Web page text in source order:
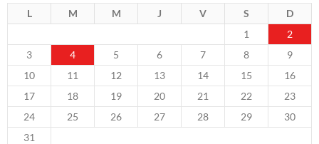
L M M J V S
D
1
2
3
4 5 6 7 8
9
10
11 12 13 14 15
16
17
18 19 20 21 22
23
24
25 26 27 28 29
30
31